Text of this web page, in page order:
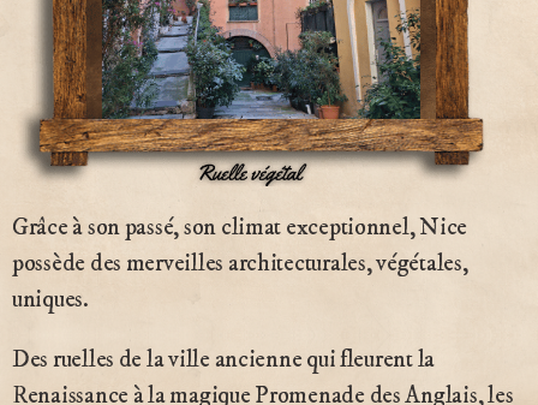
Grâce à son passé, son climat exceptionnel, Nice
possède des merveilles architecturales, végétales,
uniques.
Des ruelles de la ville ancienne qui fleurent la
Renaissance à la magique Promenade des Anglais, les